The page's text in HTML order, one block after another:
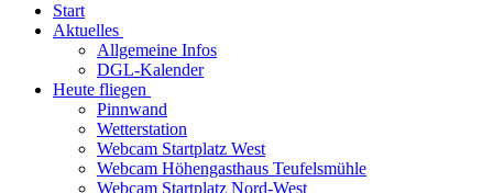
Start
Aktuelles
Allgemeine Infos
DGL-Kalender
Heute fliegen
Pinnwand
Wetterstation
Webcam Startplatz West
Webcam Höhengasthaus Teufelsmühle
Webcam Startplatz Nord-West